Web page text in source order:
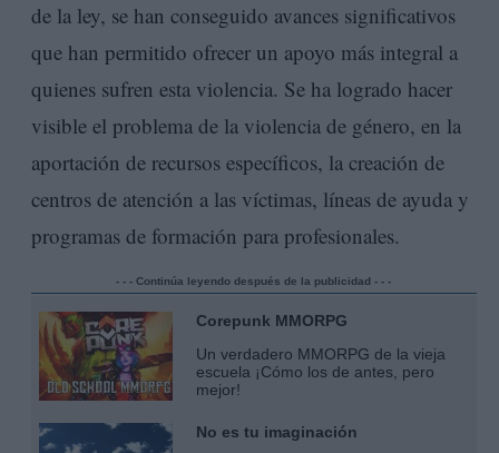
de la ley, se han conseguido avances significativos
que han permitido ofrecer un apoyo más integral a
quienes sufren esta violencia. Se ha logrado hacer
visible el problema de la violencia de género, en la
aportación de recursos específicos, la creación de
centros de atención a las víctimas, líneas de ayuda y
programas de formación para profesionales.
- - - Continúa leyendo después de la publicidad - - -
Corepunk MMORPG
Un verdadero MMORPG de la vieja
escuela ¡Cómo los de antes, pero
mejor!
No es tu imaginación